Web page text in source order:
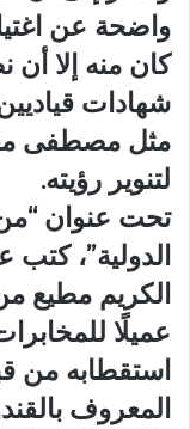
واضحة عن
كان منه إلا أن
شهادات
مثل مصطفى
لتنوير رؤيته.
تحت عنوان “من
الدولية”، كتب
الكريم مطيع
عميلًا
استقطابه من
المعروف